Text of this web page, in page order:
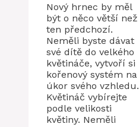
Nový hrnec by měl
být o něco větší než
ten předchozí.
Neměli byste dávat
své dítě do velkého
květináče, vytvoří si
kořenový systém na
úkor svého vzhledu.
Květináč vybírejte
podle velikosti
květiny. Neměli